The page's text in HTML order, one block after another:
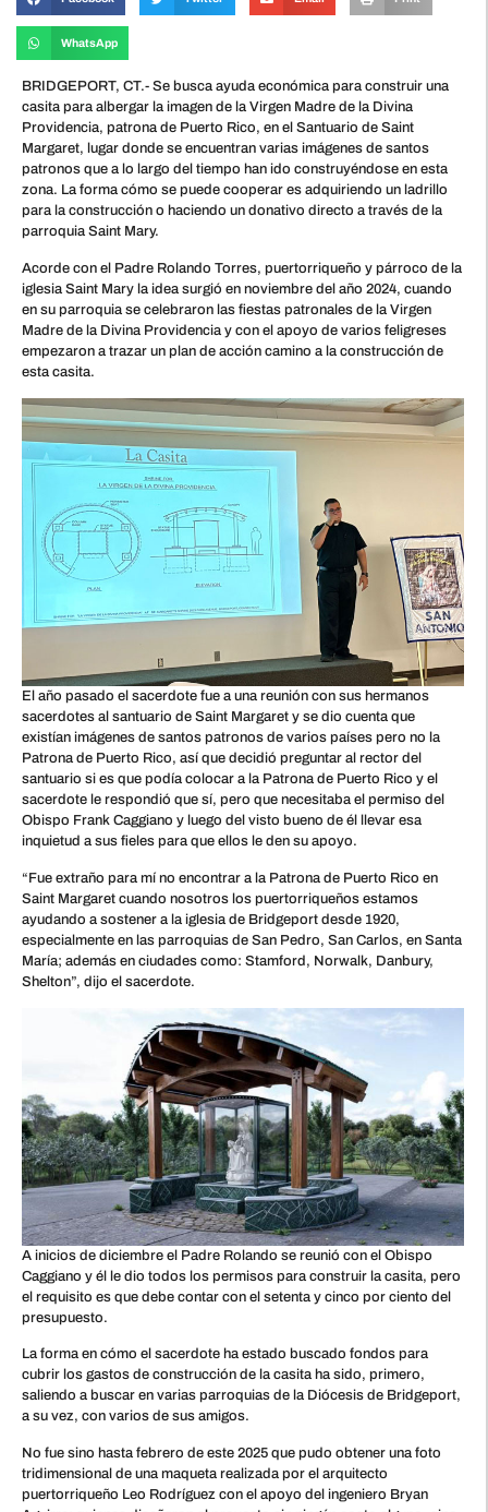
WhatsApp
BRIDGEPORT, CT.- Se busca ayuda económica para construir una
casita para albergar la imagen de la Virgen Madre de la Divina
Providencia, patrona de Puerto Rico, en el Santuario de Saint
Margaret, lugar donde se encuentran varias imágenes de santos
patronos que a lo largo del tiempo han ido construyéndose en esta
zona. La forma cómo se puede cooperar es adquiriendo un ladrillo
para la construcción o haciendo un donativo directo a través de la
parroquia Saint Mary.
Acorde con el Padre Rolando Torres, puertorriqueño y párroco de la
iglesia Saint Mary la idea surgió en noviembre del año 2024, cuando
en su parroquia se celebraron las fiestas patronales de la Virgen
Madre de la Divina Providencia y con el apoyo de varios feligreses
empezaron a trazar un plan de acción camino a la construcción de
esta casita.
El año pasado el sacerdote fue a una reunión con sus hermanos
sacerdotes al santuario de Saint Margaret y se dio cuenta que
existían imágenes de santos patronos de varios países pero no la
Patrona de Puerto Rico, así que decidió preguntar al rector del
santuario si es que podía colocar a la Patrona de Puerto Rico y el
sacerdote le respondió que sí, pero que necesitaba el permiso del
Obispo Frank Caggiano y luego del visto bueno de él llevar esa
inquietud a sus fieles para que ellos le den su apoyo.
“Fue extraño para mí no encontrar a la Patrona de Puerto Rico en
Saint Margaret cuando nosotros los puertorriqueños estamos
ayudando a sostener a la iglesia de Bridgeport desde 1920,
especialmente en las parroquias de San Pedro, San Carlos, en Santa
María; además en ciudades como: Stamford, Norwalk, Danbury,
Shelton”, dijo el sacerdote.
A inicios de diciembre el Padre Rolando se reunió con el Obispo
Caggiano y él le dio todos los permisos para construir la casita, pero
el requisito es que debe contar con el setenta y cinco por ciento del
presupuesto.
La forma en cómo el sacerdote ha estado buscado fondos para
cubrir los gastos de construcción de la casita ha sido, primero,
saliendo a buscar en varias parroquias de la Diócesis de Bridgeport,
a su vez, con varios de sus amigos.
No fue sino hasta febrero de este 2025 que pudo obtener una foto
tridimensional de una maqueta realizada por el arquitecto
puertorriqueño Leo Rodríguez con el apoyo del ingeniero Bryan